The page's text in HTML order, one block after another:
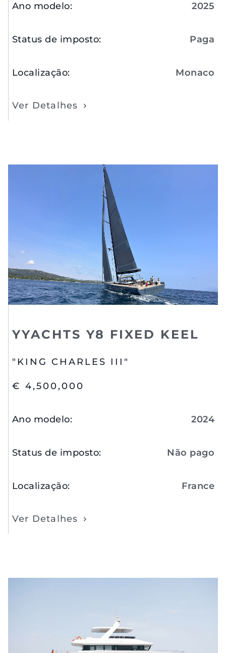
Ano modelo: 2025
Status de imposto: Paga
Localização: Monaco
Ver Detalhes
YYACHTS Y8 FIXED KEEL
"KING CHARLES III"
€ 4,500,000
Ano modelo: 2024
Status de imposto: Não pago
Localização: France
Ver Detalhes